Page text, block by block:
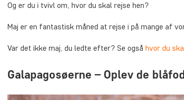
Og er du i tvivl om, hvor du skal rejse hen?
Maj er en fantastisk måned at rejse i på mange af
Var det ikke maj, du ledte efter? Se også hvor du
Galapagosøerne – Oplev de